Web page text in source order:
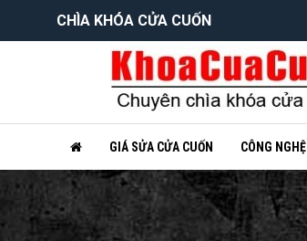
CHÌA KHÓA CỬA CUỐN
GIÁ SỬA CỬA CUỐN CÔNG NGHỆ